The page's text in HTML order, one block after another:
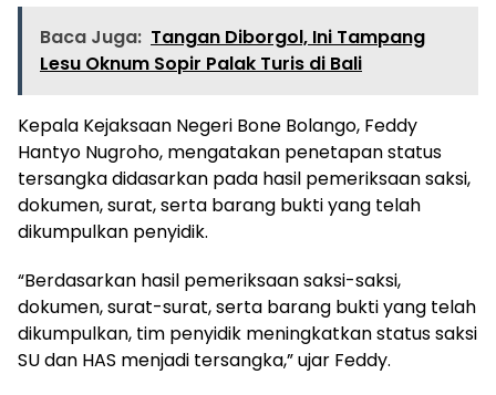
Baca Juga: Tangan Diborgol, Ini Tampang
Lesu Oknum Sopir Palak Turis di Bali
Kepala Kejaksaan Negeri Bone Bolango, Feddy
Hantyo Nugroho, mengatakan penetapan status
tersangka didasarkan pada hasil pemeriksaan saksi,
dokumen, surat, serta barang bukti yang telah
dikumpulkan penyidik.
“Berdasarkan hasil pemeriksaan saksi-saksi,
dokumen, surat-surat, serta barang bukti yang telah
dikumpulkan, tim penyidik meningkatkan status saksi
SU dan HAS menjadi tersangka,” ujar Feddy.